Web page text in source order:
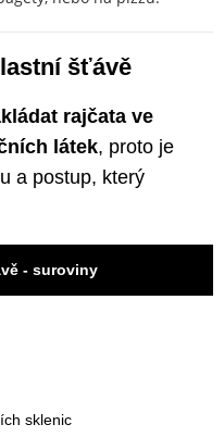
šťávě
rajčata ve
látek, proto je
a postup, který
- suroviny
sklenic